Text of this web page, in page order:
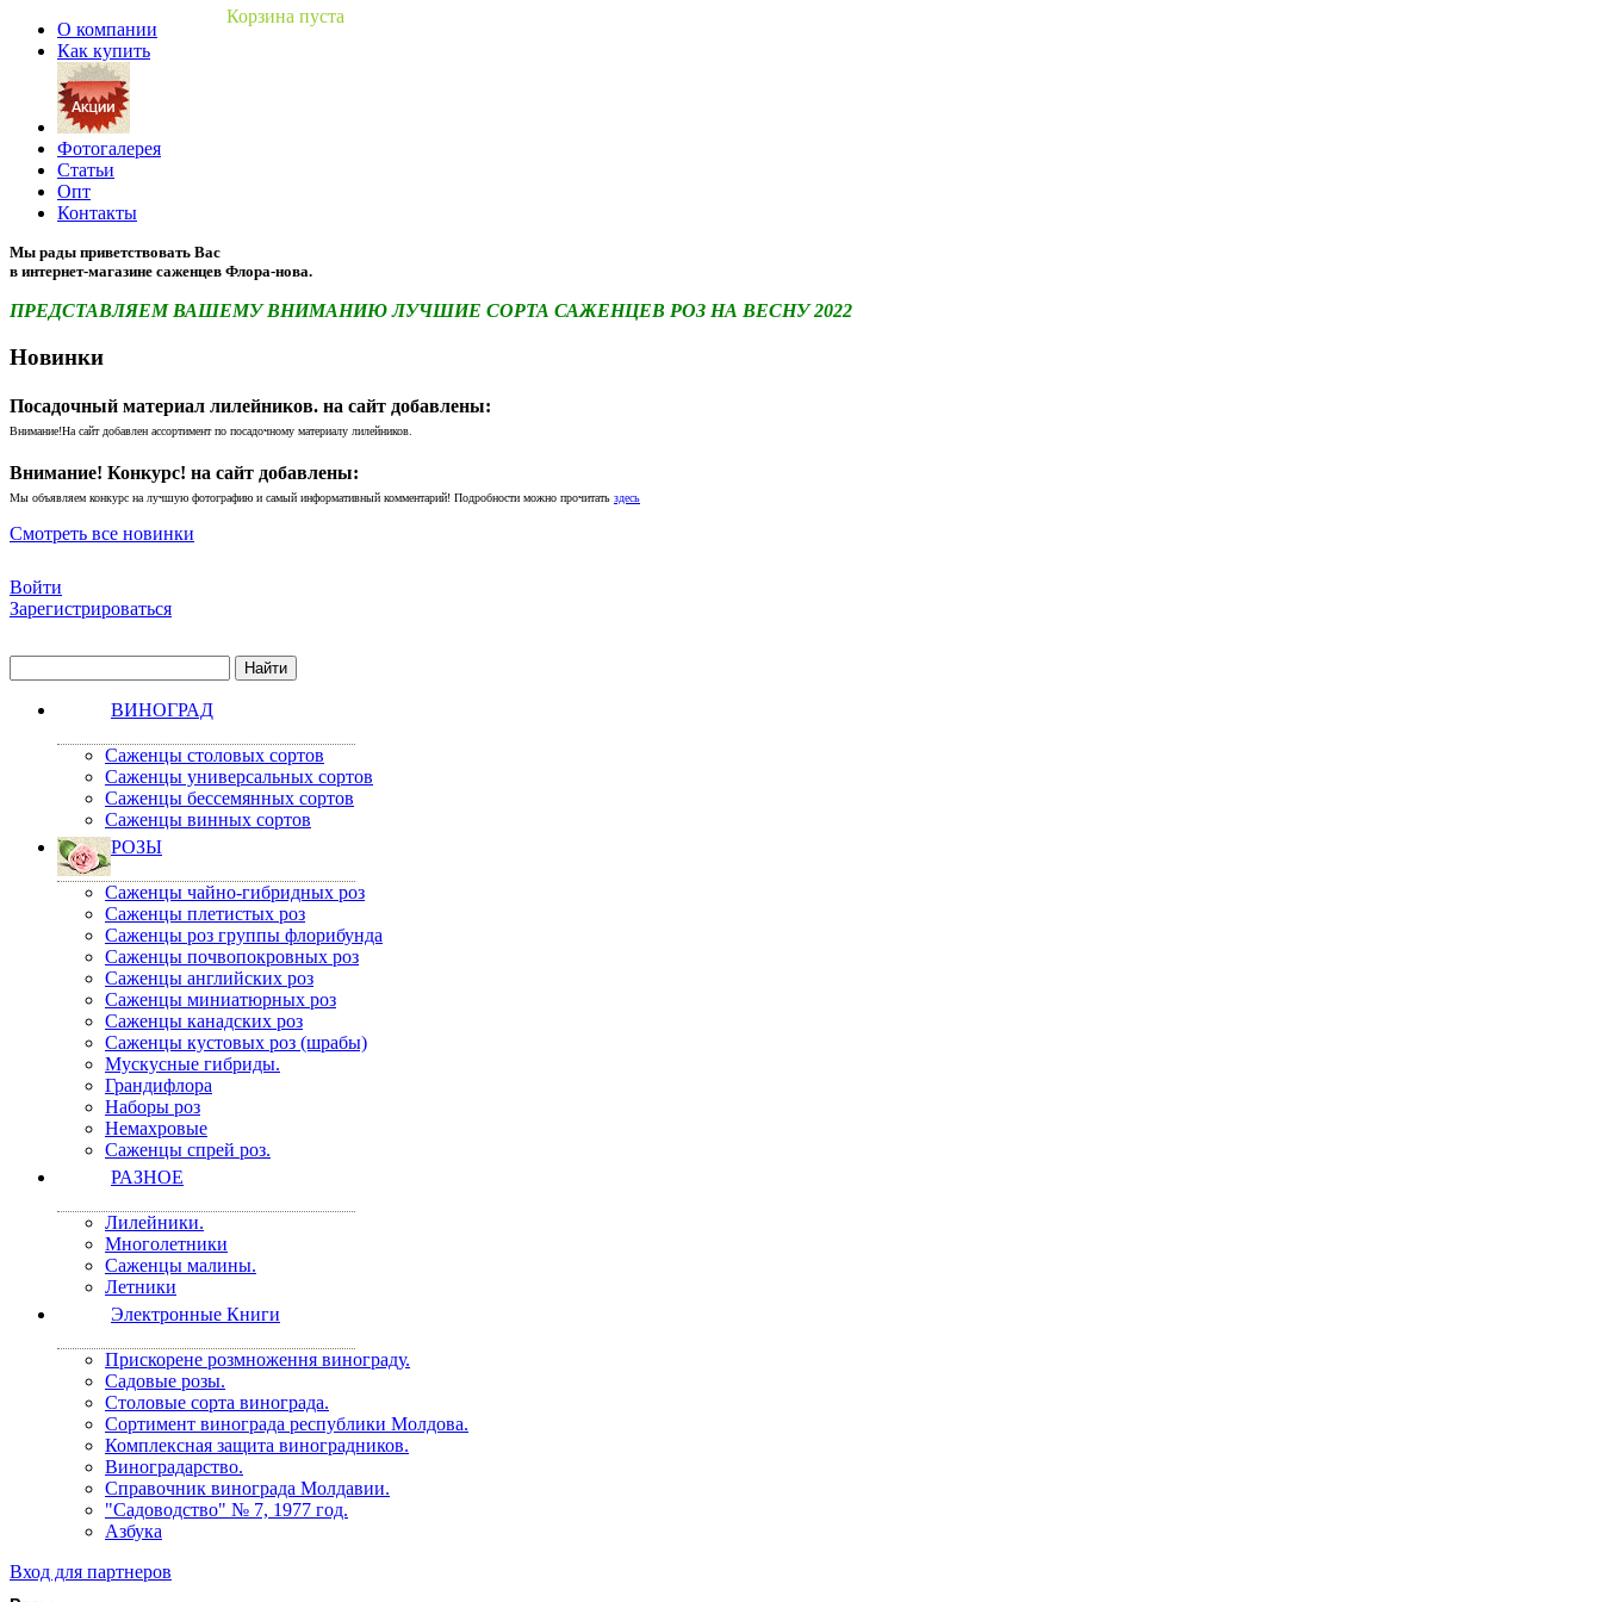
Корзина пуста
О компании
Как купить
Фотогалерея
Статьи
Опт
Контакты
Мы рады приветствовать Вас
в интернет-магазине саженцев Флора-нова.
ПРЕДСТАВЛЯЕМ ВАШЕМУ ВНИМАНИЮ ЛУЧШИЕ СОРТА САЖЕНЦЕВ РОЗ НА ВЕСНУ 2022
Новинки
Посадочный материал лилейников. на сайт добавлены:
Внимание!На сайт добавлен ассортимент по посадочному материалу лилейников.
Внимание! Конкурс! на сайт добавлены:
Мы объявляем конкурс на лучшую фотографию и самый информативный комментарий! Подробности можно прочитать здесь
Смотреть все новинки
Войти
Зарегистрироваться
ВИНОГРАД
Саженцы столовых сортов
Саженцы универсальных сортов
Саженцы бессемянных сортов
Саженцы винных сортов
РОЗЫ
Саженцы чайно-гибридных роз
Саженцы плетистых роз
Саженцы роз группы флорибунда
Саженцы почвопокровных роз
Саженцы английских роз
Саженцы миниатюрных роз
Саженцы канадских роз
Саженцы кустовых роз (шрабы)
Мускусные гибриды.
Грандифлора
Наборы роз
Немахровые
Саженцы спрей роз.
РАЗНОЕ
Лилейники.
Многолетники
Саженцы малины.
Летники
Электронные Книги
Прискорене розмноження винограду.
Садовые розы.
Столовые сорта винограда.
Сортимент винограда республики Молдова.
Комплексная защита виноградников.
Виноградарство.
Справочник винограда Молдавии.
"Садоводство" № 7, 1977 год.
Азбука
Вход для партнеров